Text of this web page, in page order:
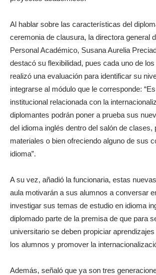
Al hablar sobre las características del
ceremonia de clausura, la directora general
Personal Académico, Susana Aurelia
destacó su flexibilidad, pues cada uno de
realizó una evaluación para identificar su
integrarse al módulo que le corresponde:
institucional relacionada con la
diplomantes podrán poner a prueba sus
del idioma inglés dentro del salón de clases,
materiales o bien ofreciendo alguno de sus
idioma”.
A su vez, añadió la funcionaria, estas
aula motivarán a sus alumnos a conversar
investigar sus temas de estudio en idioma
diplomado parte de la premisa de que para
universitario se deben propiciar
los alumnos y promover la
Además, señaló que ya son tres